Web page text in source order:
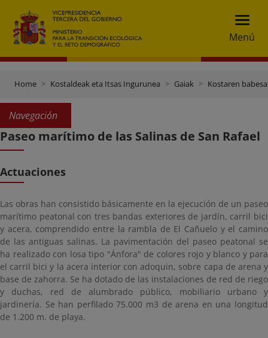
Menú
Home Kostaldeak eta Itsas Ingurunea Gaiak Kostaren babesa
Navegación
Paseo marítimo de las Salinas de San Rafael
Actuaciones
Las obras han consistido básicamente en la ejecución de un paseo
marítimo peatonal con tres bandas exteriores de jardín, carril bici
y acera, comprendido entre la rambla de El Cañuelo y el camino
de las antiguas salinas. La pavimentación del paseo peatonal se
ha realizado con losa tipo "Ánfora" de colores rojo y blanco y para
el carril bici y la acera interior con adoquin, sobre capa de arena y
base de zahorra. Se ha dotado de las instalaciones de red de riego
y duchas, red de alumbrado público, mobiliario urbano y
jardinería. Se han perfilado 75.000 m3 de arena en una longitud
de 1.200 m. de playa.